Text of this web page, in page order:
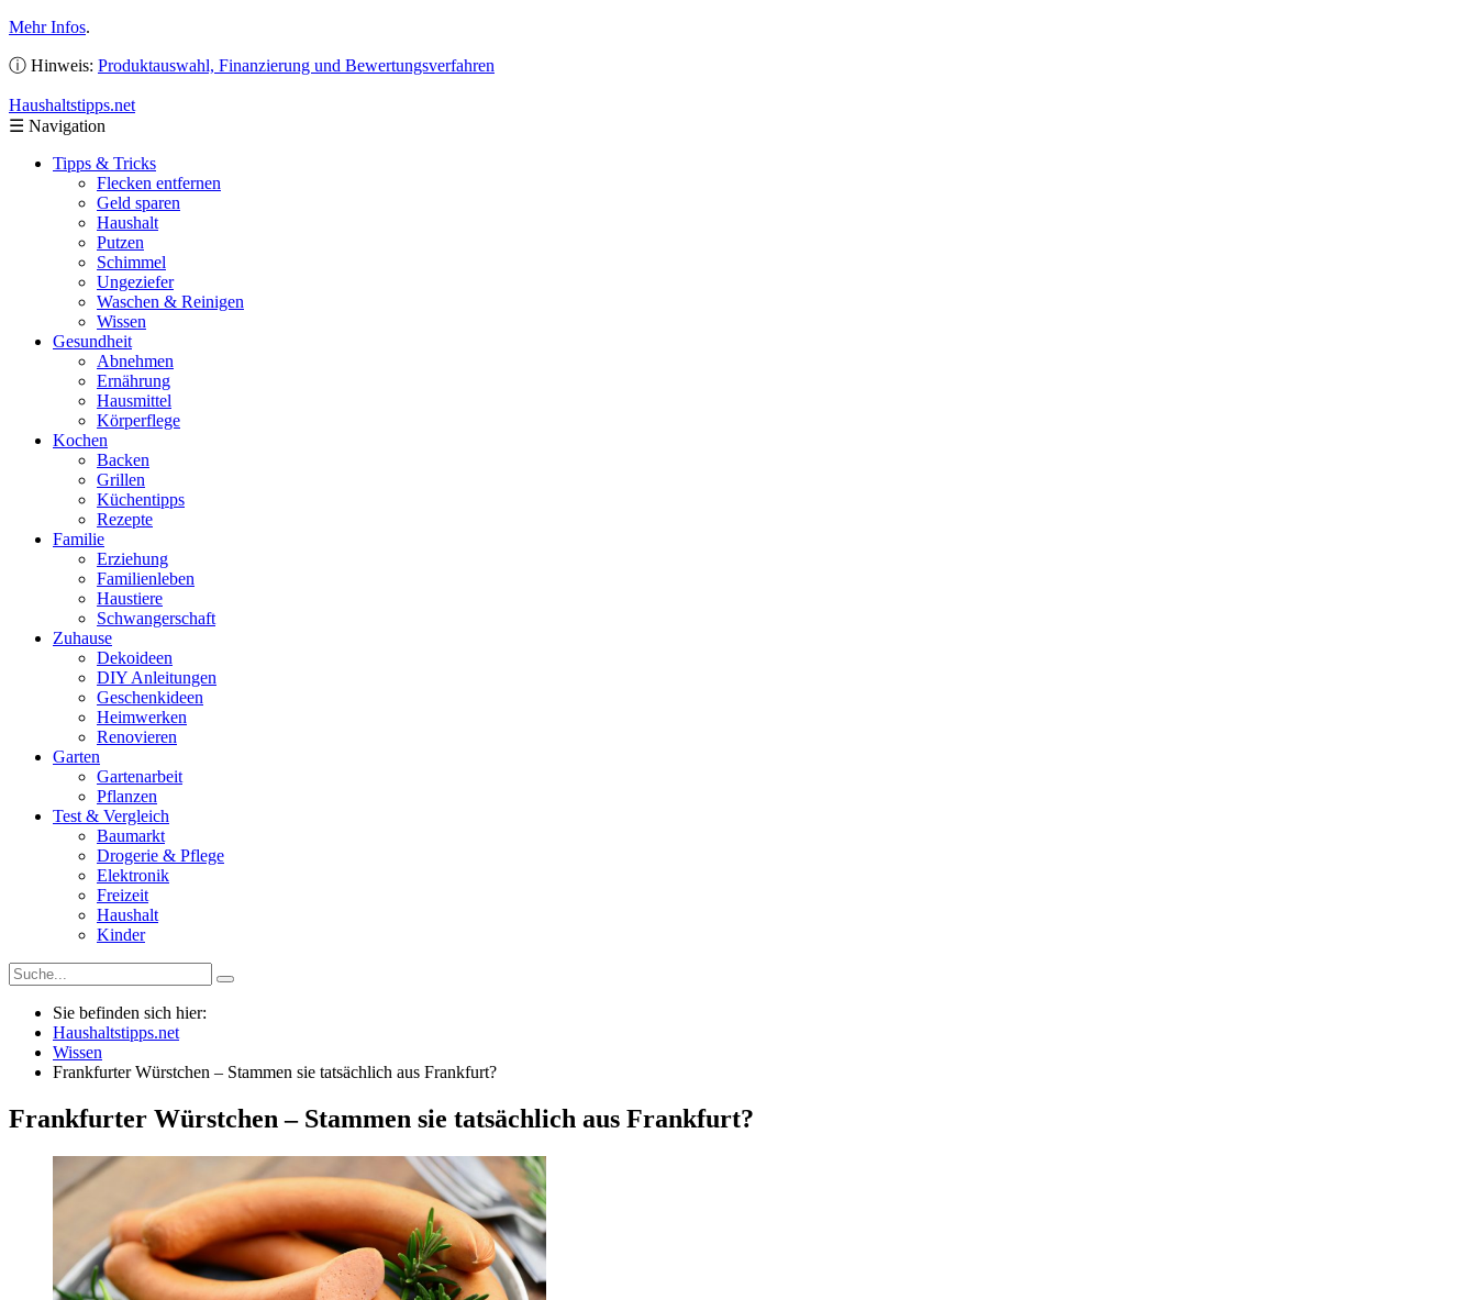
Mehr Infos.
ⓘ Hinweis: Produktauswahl, Finanzierung und Bewertungsverfahren
Haushaltstipps.net
☰ Navigation
Tipps & Tricks
Flecken entfernen
Geld sparen
Haushalt
Putzen
Schimmel
Ungeziefer
Waschen & Reinigen
Wissen
Gesundheit
Abnehmen
Ernährung
Hausmittel
Körperflege
Kochen
Backen
Grillen
Küchentipps
Rezepte
Familie
Erziehung
Familienleben
Haustiere
Schwangerschaft
Zuhause
Dekoideen
DIY Anleitungen
Geschenkideen
Heimwerken
Renovieren
Garten
Gartenarbeit
Pflanzen
Test & Vergleich
Baumarkt
Drogerie & Pflege
Elektronik
Freizeit
Haushalt
Kinder
Sie befinden sich hier:
Haushaltstipps.net
Wissen
Frankfurter Würstchen – Stammen sie tatsächlich aus Frankfurt?
Frankfurter Würstchen – Stammen sie tatsächlich aus Frankfurt?